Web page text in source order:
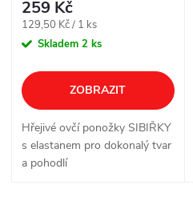
259 Kč
Měrná
cena:
129,50 Kč / 1 ks
Skladem 2 ks
ZOBRAZIT
Hřejivé ovčí ponožky SIBIŘKY
s elastanem pro dokonalý tvar
a pohodlí